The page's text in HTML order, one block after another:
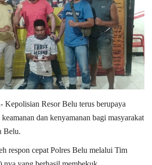
Kepolisian Resor Belu terus berupaya
dan kenyamanan bagi masyarakat
Belu.
respon cepat Polres Belu melalui Tim